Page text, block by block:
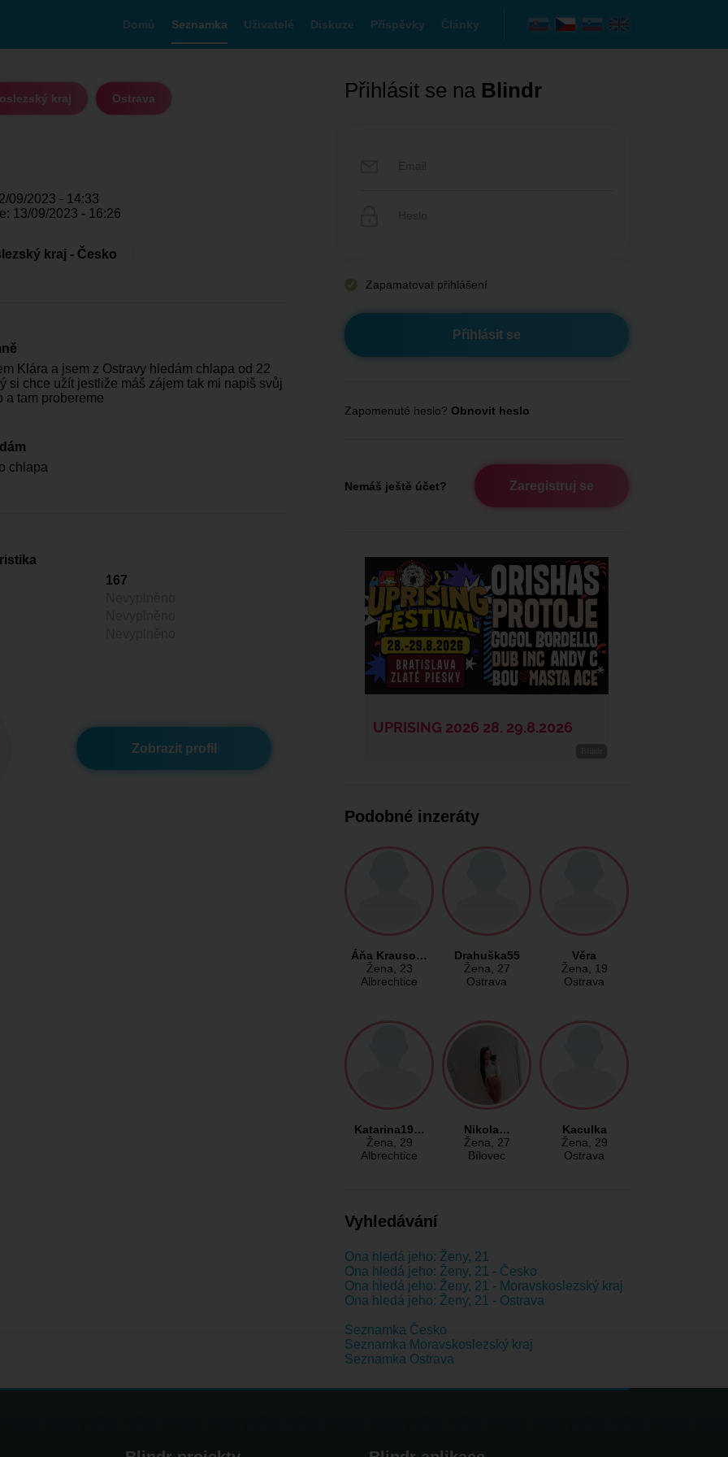
Domů Seznamka Uživatelé Diskuze Příspěvky Články
kraj Ostrava
09/2023 - 14:33
13/09/2023 - 16:26
kraj - Česko
Klára a jsem z Ostravy hledám chlapa od 22
si chce užít jestliže máš zájem tak mi napiš svůj
a tam probereme
chlapa
167
Zobrazit profil
Přihlásit se na Blindr
Zapamatovat přihlášení
Zapomenuté heslo? Obnovit heslo
Nemáš ještě účet? Zaregistruj se
Podobné inzeráty
Áňa Krauso…
Žena, 23
Albrechtice
Drahuška55
Žena, 27
Ostrava
Věra
Žena, 19
Ostrava
Katarina19…
Žena, 29
Albrechtice
Nikola…
Žena, 27
Bílovec
Kaculka
Žena, 29
Ostrava
Vyhledávání
Ona hledá jeho: Ženy, 21
Ona hledá jeho: Ženy, 21 - Česko
Ona hledá jeho: Ženy, 21 - Moravskoslezský kraj
Ona hledá jeho: Ženy, 21 - Ostrava
Seznamka Česko
Seznamka Moravskoslezský kraj
Seznamka Ostrava